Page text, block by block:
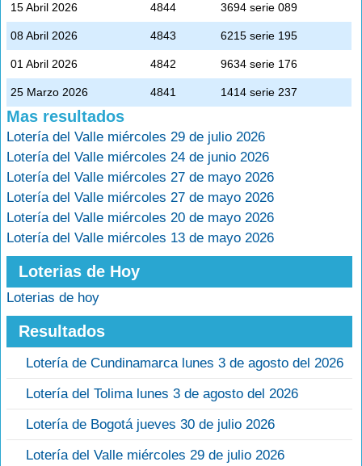
15 Abril 2026 4844 3694 serie 089
08 Abril 2026 4843 6215 serie 195
01 Abril 2026 4842 9634 serie 176
25 Marzo 2026 4841 1414 serie 237
Mas resultados
Lotería del Valle miércoles 29 de julio 2026
Lotería del Valle miércoles 24 de junio 2026
Lotería del Valle miércoles 27 de mayo 2026
Lotería del Valle miércoles 27 de mayo 2026
Lotería del Valle miércoles 20 de mayo 2026
Lotería del Valle miércoles 13 de mayo 2026
Loterias de Hoy
Loterias de hoy
Resultados
Lotería de Cundinamarca lunes 3 de agosto del 2026
Lotería del Tolima lunes 3 de agosto del 2026
Lotería de Bogotá jueves 30 de julio 2026
Lotería del Valle miércoles 29 de julio 2026